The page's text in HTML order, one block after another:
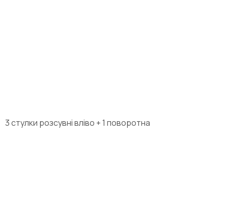
3 стулки розсувні вліво + 1 поворотна